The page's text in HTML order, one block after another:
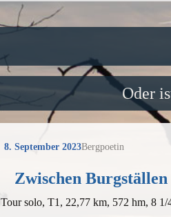
Oder
8. September 2023Bergpoetin
Zwischen
Tour solo, T1, 22,77 km, 572 hm, 8